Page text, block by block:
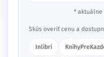
* aktuálne
Skús overiť cenu a
Inlibri